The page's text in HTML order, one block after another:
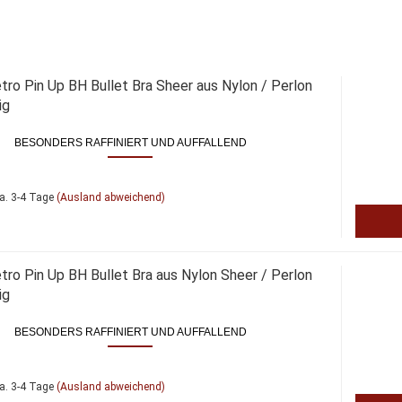
Pin Up BH Bul­let Bra Sheer aus Nylon / Per­lon
BE­SON­DERS RAF­FI­NIERT UND AUF­FAL­LEND
3-4 Tage (Ausland abweichend)
Pin Up BH Bul­let Bra aus Nylon Sheer / Per­lon
BE­SON­DERS RAF­FI­NIERT UND AUF­FAL­LEND
3-4 Tage (Ausland abweichend)